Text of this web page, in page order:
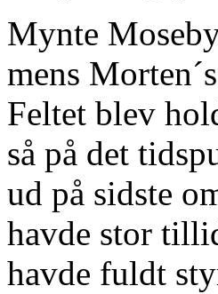
Mynte
mens
Feltet blev
så på det
ud på sidste
havde stor
havde fuldt